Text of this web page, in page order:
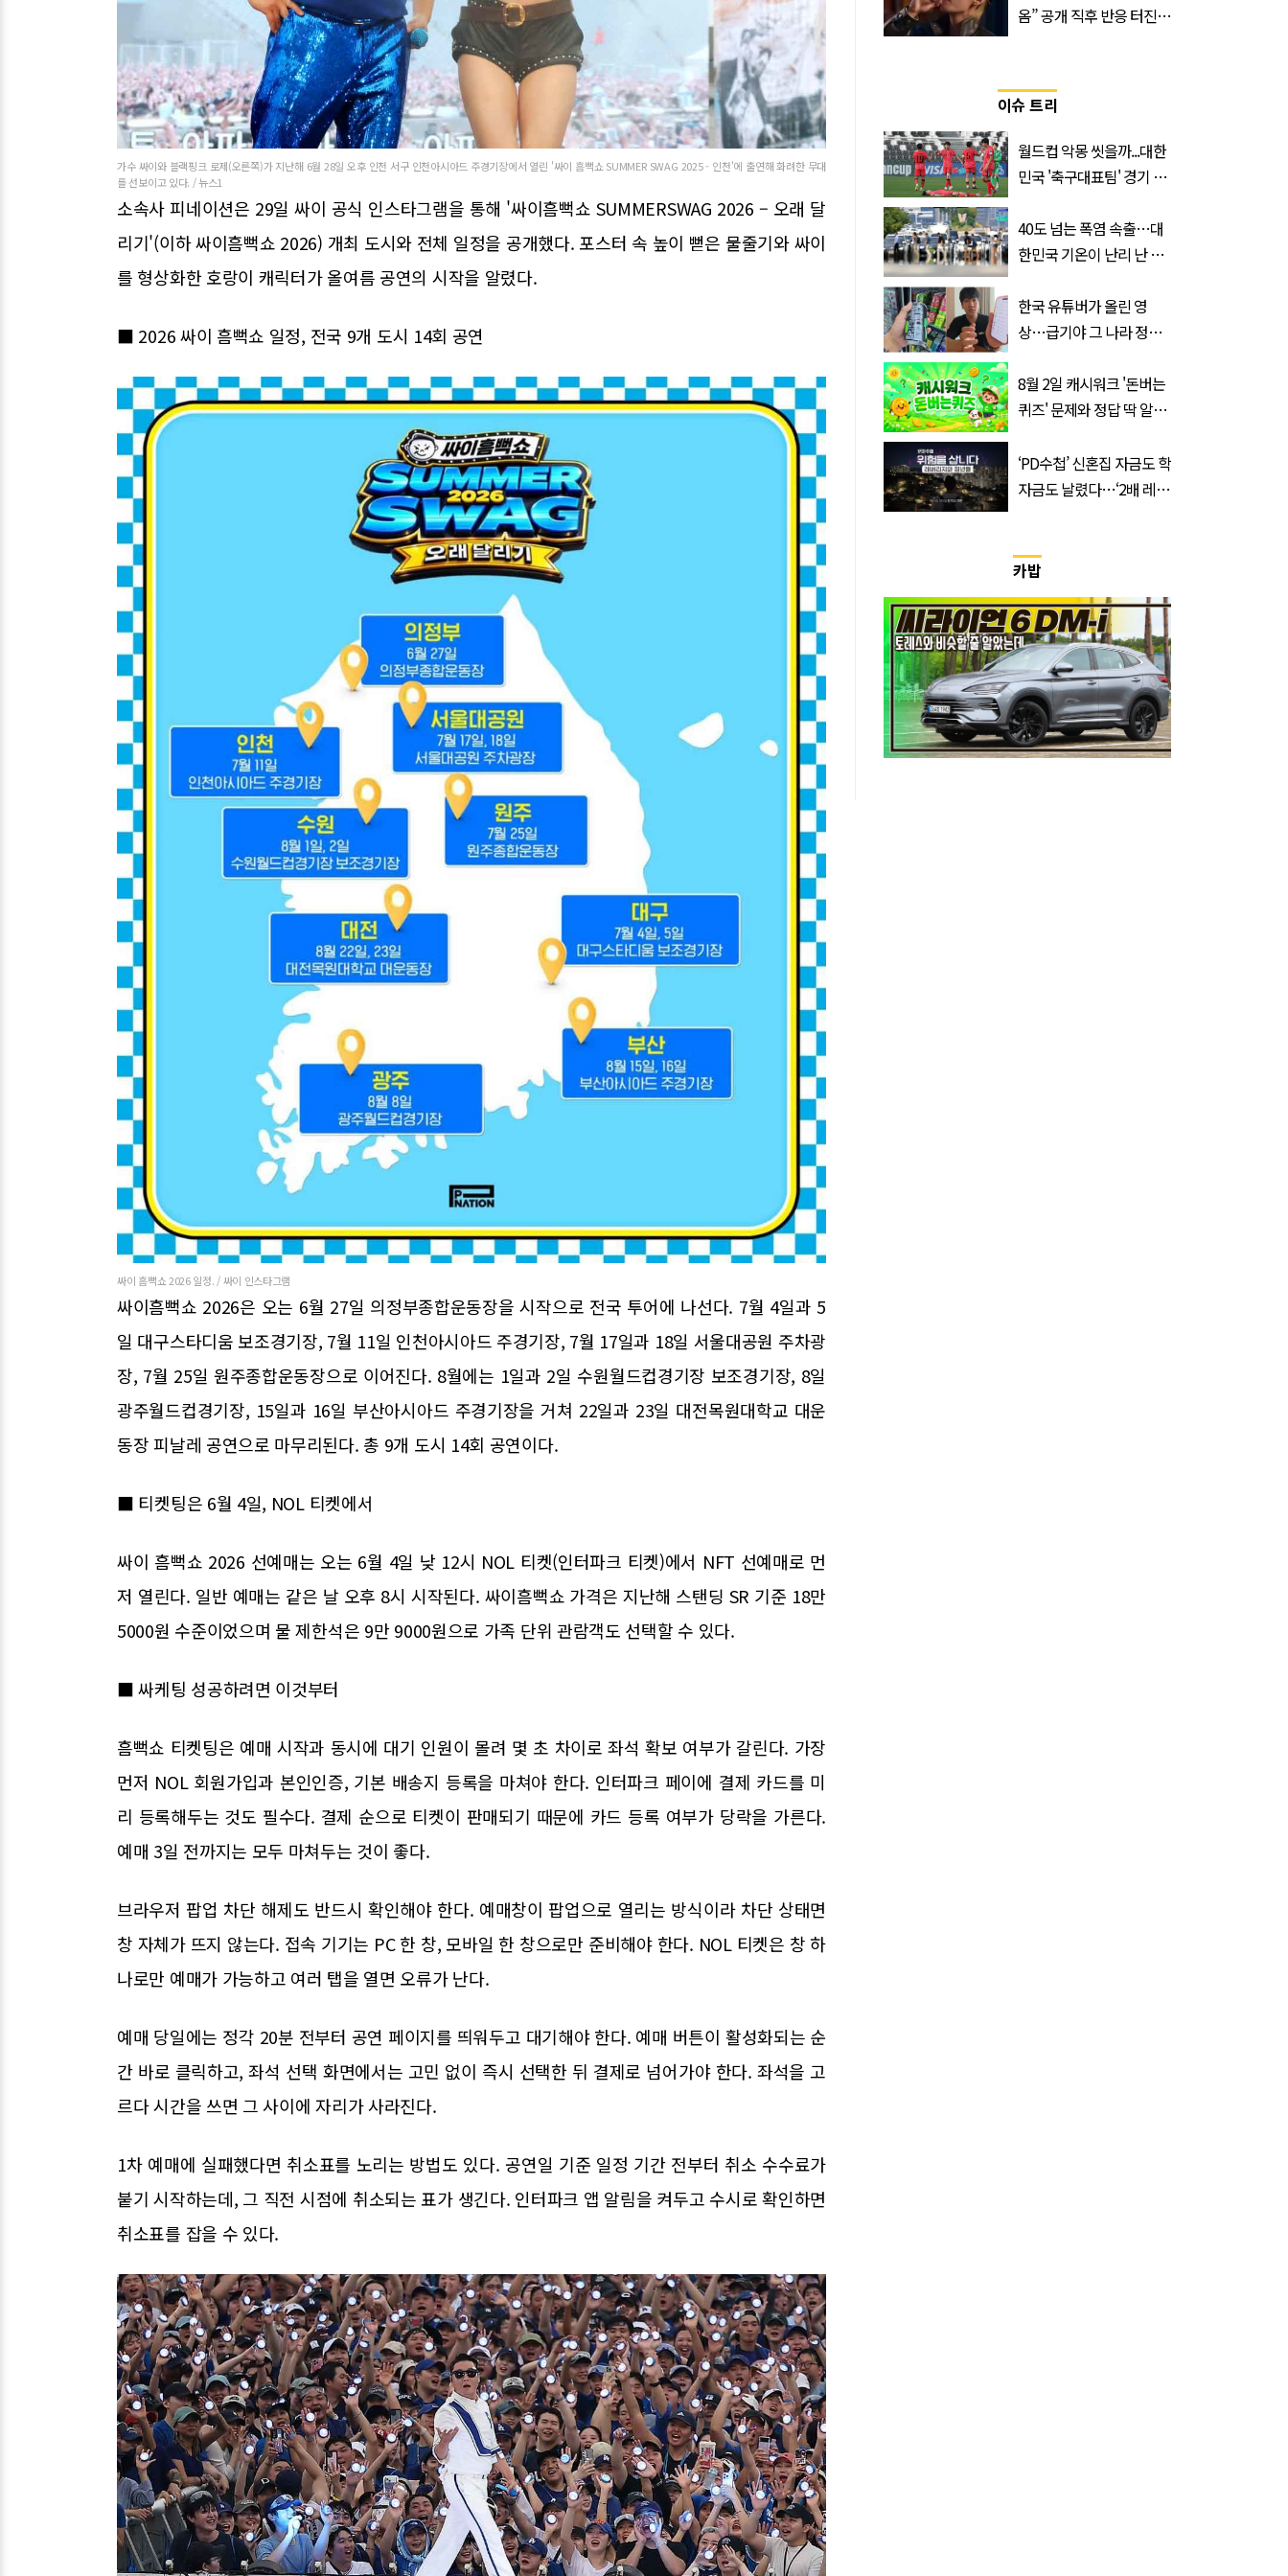
가수 싸이와 블랙핑크 로제(오른쪽)가 지난해 6월 28일 오후 인천 서구 인천아시아드 주경기장에서 열린 '싸이 흠뻑쇼 SUMMER SWAG 2025 - 인천'에 출연해 화려한 무대
를 선보이고 있다. / 뉴스1
소속사 피네이션은 29일 싸이 공식 인스타그램을 통해 '싸이흠뻑쇼 SUMMERSWAG 2026 – 오래 달
리기'(이하 싸이흠뻑쇼 2026) 개최 도시와 전체 일정을 공개했다. 포스터 속 높이 뻗은 물줄기와 싸이
를 형상화한 호랑이 캐릭터가 올여름 공연의 시작을 알렸다.
■ 2026 싸이 흠뻑쇼 일정, 전국 9개 도시 14회 공연
싸이 흠뻑쇼 2026 일정. / 싸이 인스타그램
싸이흠뻑쇼 2026은 오는 6월 27일 의정부종합운동장을 시작으로 전국 투어에 나선다. 7월 4일과 5
일 대구스타디움 보조경기장, 7월 11일 인천아시아드 주경기장, 7월 17일과 18일 서울대공원 주차광
장, 7월 25일 원주종합운동장으로 이어진다. 8월에는 1일과 2일 수원월드컵경기장 보조경기장, 8일
광주월드컵경기장, 15일과 16일 부산아시아드 주경기장을 거쳐 22일과 23일 대전목원대학교 대운
동장 피날레 공연으로 마무리된다. 총 9개 도시 14회 공연이다.
■ 티켓팅은 6월 4일, NOL 티켓에서
싸이 흠뻑쇼 2026 선예매는 오는 6월 4일 낮 12시 NOL 티켓(인터파크 티켓)에서 NFT 선예매로 먼
저 열린다. 일반 예매는 같은 날 오후 8시 시작된다. 싸이흠뻑쇼 가격은 지난해 스탠딩 SR 기준 18만
5000원 수준이었으며 물 제한석은 9만 9000원으로 가족 단위 관람객도 선택할 수 있다.
■ 싸케팅 성공하려면 이것부터
흠뻑쇼 티켓팅은 예매 시작과 동시에 대기 인원이 몰려 몇 초 차이로 좌석 확보 여부가 갈린다. 가장
먼저 NOL 회원가입과 본인인증, 기본 배송지 등록을 마쳐야 한다. 인터파크 페이에 결제 카드를 미
리 등록해두는 것도 필수다. 결제 순으로 티켓이 판매되기 때문에 카드 등록 여부가 당락을 가른다.
예매 3일 전까지는 모두 마쳐두는 것이 좋다.
브라우저 팝업 차단 해제도 반드시 확인해야 한다. 예매창이 팝업으로 열리는 방식이라 차단 상태면
창 자체가 뜨지 않는다. 접속 기기는 PC 한 창, 모바일 한 창으로만 준비해야 한다. NOL 티켓은 창 하
나로만 예매가 가능하고 여러 탭을 열면 오류가 난다.
예매 당일에는 정각 20분 전부터 공연 페이지를 띄워두고 대기해야 한다. 예매 버튼이 활성화되는 순
간 바로 클릭하고, 좌석 선택 화면에서는 고민 없이 즉시 선택한 뒤 결제로 넘어가야 한다. 좌석을 고
르다 시간을 쓰면 그 사이에 자리가 사라진다.
1차 예매에 실패했다면 취소표를 노리는 방법도 있다. 공연일 기준 일정 기간 전부터 취소 수수료가
붙기 시작하는데, 그 직전 시점에 취소되는 표가 생긴다. 인터파크 앱 알림을 켜두고 수시로 확인하면
취소표를 잡을 수 있다.
옴” 공개 직후 반응 터진
이슈 트리
월드컵 악몽 씻을까...대한
민국 '축구대표팀' 경기 확
40도 넘는 폭염 속출…대
한민국 기온이 난리 난 이
능
한국 유튜버가 올린 영
상…급기야 그 나라 정부
8월 2일 캐시워크 '돈버는
퀴즈' 문제와 정답 딱 알려
‘PD수첩’ 신혼집 자금도 학
자금도 날렸다…‘2배 레버
카밥